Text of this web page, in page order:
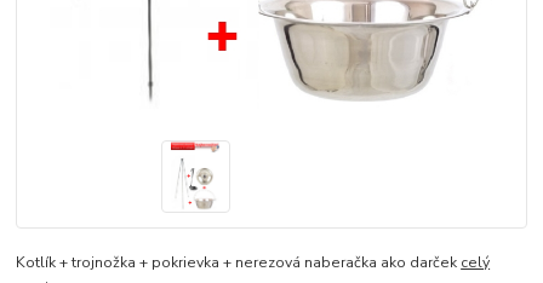
Kotlík + trojnožka + pokrievka + nerezová naberačka ako darček celý